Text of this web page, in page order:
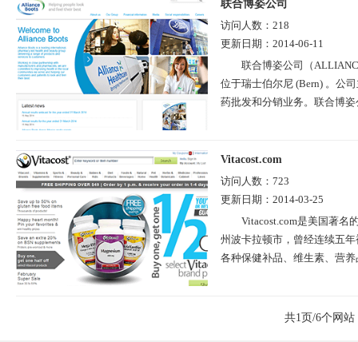
联合博姿公司
访问人数： 218
更新日期： 2014-06-11
联合博姿公司（
位于瑞士伯尔尼 (Bern) 。公
药批发和分销业务。联合博
Vitacost.com
访问人数： 723
更新日期： 2014-03-25
Vitacost.com是美国著名
州波卡拉顿市，曾经连续五
各种保健补品、维生素、营
共1页/6个网站